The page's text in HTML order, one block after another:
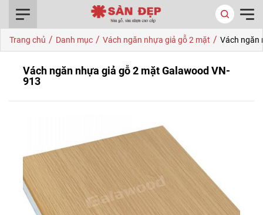
Trang chủ / Danh mục / Vách ngăn nhựa giả gỗ 2 mặt / Vách ngăn
Vách ngăn nhựa giả gỗ 2 mặt Galawood VN-
913